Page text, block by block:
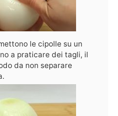
le cipolle su un
a praticare dei tagli, il
da non separare